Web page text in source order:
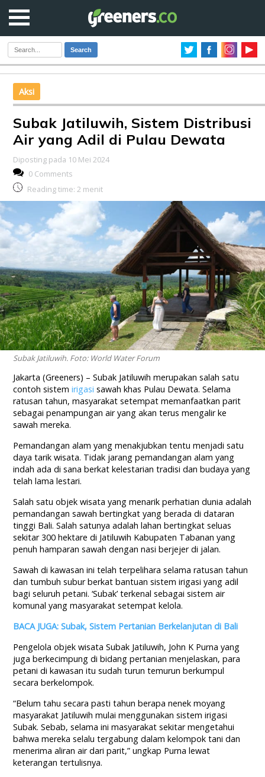
Search
Aksi
Subak Jatiluwih, Sistem Distribusi
Air yang Adil di Pulau Dewata
Diposting pada 10 Mei 2024
0 Comments
Reading time: 2 menit
Subak Jatiluwih. Foto: World Water Forum
Jakarta (Greeners) – Subak Jatiluwih merupakan salah satu
contoh sistemirigasi sawah khas Pulau Dewata. Selama
ratusan tahun, masyarakat setempat memanfaatkan parit
sebagai penampungan air yang akan terus mengalir ke
sawah mereka.
Pemandangan alam yang menakjubkan tentu menjadi satu
daya tarik wisata. Tidak jarang pemandangan alam yang
indah ada di sana berkat kelestarian tradisi dan budaya yang
telah lama lestari.
Salah satu objek wisata yang menarik perhatian dunia adalah
pemandangan sawah bertingkat yang berada di dataran
tinggi Bali. Salah satunya adalah lahan bertingkat seluas
sekitar 300 hektare di Jatiluwih Kabupaten Tabanan yang
penuh hamparan sawah dengan nasi berjejer di jalan.
Sawah di kawasan ini telah terpelihara selama ratusan tahun
dan tumbuh subur berkat bantuan sistem irigasi yang adil
bagi seluruh petani. ‘Subak’ terkenal sebagai sistem air
komunal yang masyarakat setempat kelola.
BACA JUGA: Subak, Sistem Pertanian Berkelanjutan di Bali
Pengelola objek wisata Subak Jatiluwih, John K Purna yang
juga berkecimpung di bidang pertanian menjelaskan, para
petani di kawasan itu sudah turun temurun berkumpul
secara berkelompok.
“Belum tahu secara pasti tahun berapa nenek moyang
masyarakat Jatiluwih mulai menggunakan sistem irigasi
Subak. Sebab, selama ini masyarakat sekitar mengetahui
bahwa mereka selalu tergabung dalam kelompok tani dan
menerima aliran air dari parit,” ungkap Purna lewat
keterangan tertulisnya.